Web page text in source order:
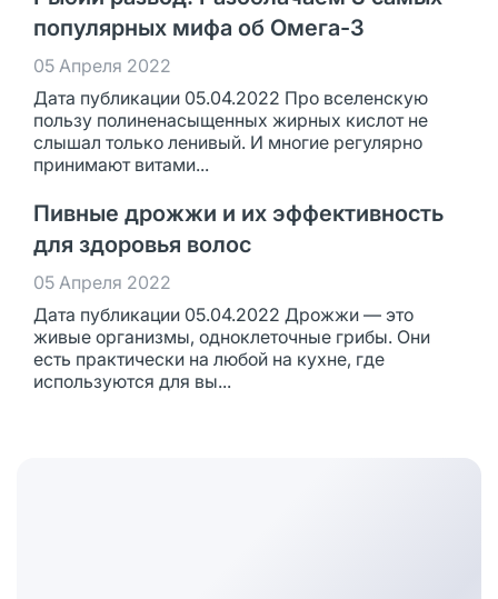
популярных мифа об Омега-3
05 Апреля 2022
Дата публикации 05.04.2022 Про вселенскую
пользу полиненасыщенных жирных кислот не
слышал только ленивый. И многие регулярно
принимают витами...
Пивные дрожжи и их эффективность
для здоровья волос
05 Апреля 2022
Дата публикации 05.04.2022 Дрожжи — это
живые организмы, одноклеточные грибы. Они
есть практически на любой на кухне, где
используются для вы...